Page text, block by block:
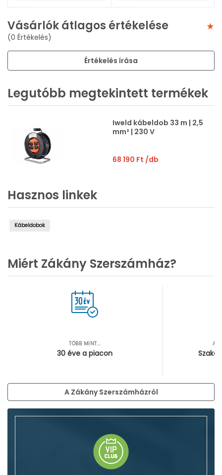
Vásárlók átlagos értékelése
(0 Értékelés)
Értékelés írása
Legutóbb megtekintett termékek
Iweld kábeldob 33 m | 2,5
mm² | 230 V
68 190 Ft /db
Hasznos linkek
Kábeldobok
Miért Zákány Szerszámház?
TÖBB MINT...
30 éve a piacon
A Zákány Szerszámházról